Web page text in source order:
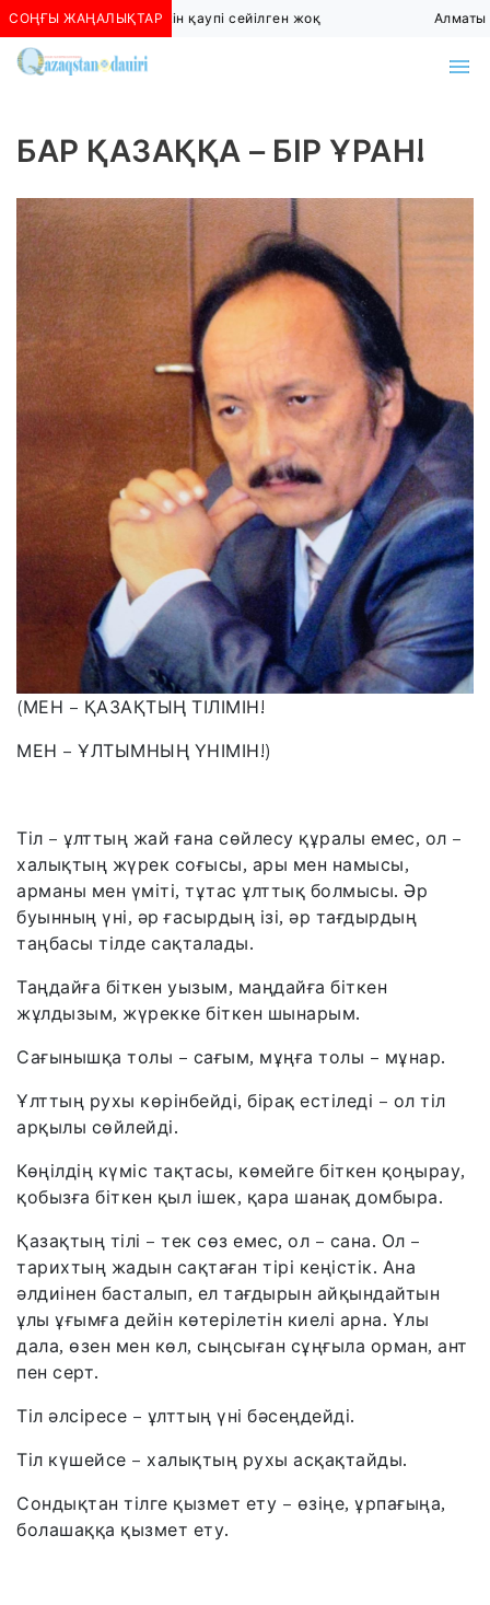
СОҢҒЫ ЖАҢАЛЫҚТАР
Алматыда көшкін қаупі сейілген жоқ Алматы
БАР ҚАЗАҚҚА – БІР ҰРАН!
(МЕН – ҚАЗАҚТЫҢ ТІЛІМІН!
МЕН – ҰЛТЫМНЫҢ ҮНІМІН!)
Тіл – ұлттың жай ғана сөйлесу құралы емес, ол –
халықтың жүрек соғысы, ары мен намысы,
арманы мен үміті, тұтас ұлттық болмысы. Әр
буынның үні, әр ғасырдың ізі, әр тағдырдың
таңбасы тілде сақталады.
Таңдайға біткен уызым, маңдайға біткен
жұлдызым, жүрекке біткен шынарым.
Сағынышқа толы – сағым, мұңға толы – мұнар.
Ұлттың рухы көрінбейді, бірақ естіледі – ол тіл
арқылы сөйлейді.
Көңілдің күміс тақтасы, көмейге біткен қоңырау,
қобызға біткен қыл ішек, қара шанақ домбыра.
Қазақтың тілі – тек сөз емес, ол – сана. Ол –
тарихтың жадын сақтаған тірі кеңістік. Ана
әлдиінен басталып, ел тағдырын айқындайтын
ұлы ұғымға дейін көтерілетін киелі арна. Ұлы
дала, өзен мен көл, сыңсыған сұңғыла орман, ант
пен серт.
Тіл әлсіресе – ұлттың үні бәсеңдейді.
Тіл күшейсе – халықтың рухы асқақтайды.
Сондықтан тілге қызмет ету – өзіңе, ұрпағыңа,
болашаққа қызмет ету.